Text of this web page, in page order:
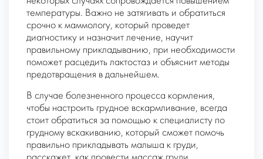
температуры. Важно не затягивать и обратиться
срочно к маммологу, который проведет
диагностику и назначит лечение, научит
правильному прикладыванию, при необходимости
поможет расцедить лактостаз и объяснит методы
предотвращения в дальнейшем.
В случае болезненного процесса кормления,
чтобы настроить грудное вскармливание, всегда
стоит обратиться за помощью к специалисту по
грудному вскакиванию, который сможет помочь
правильно прикладывать малыша к груди,